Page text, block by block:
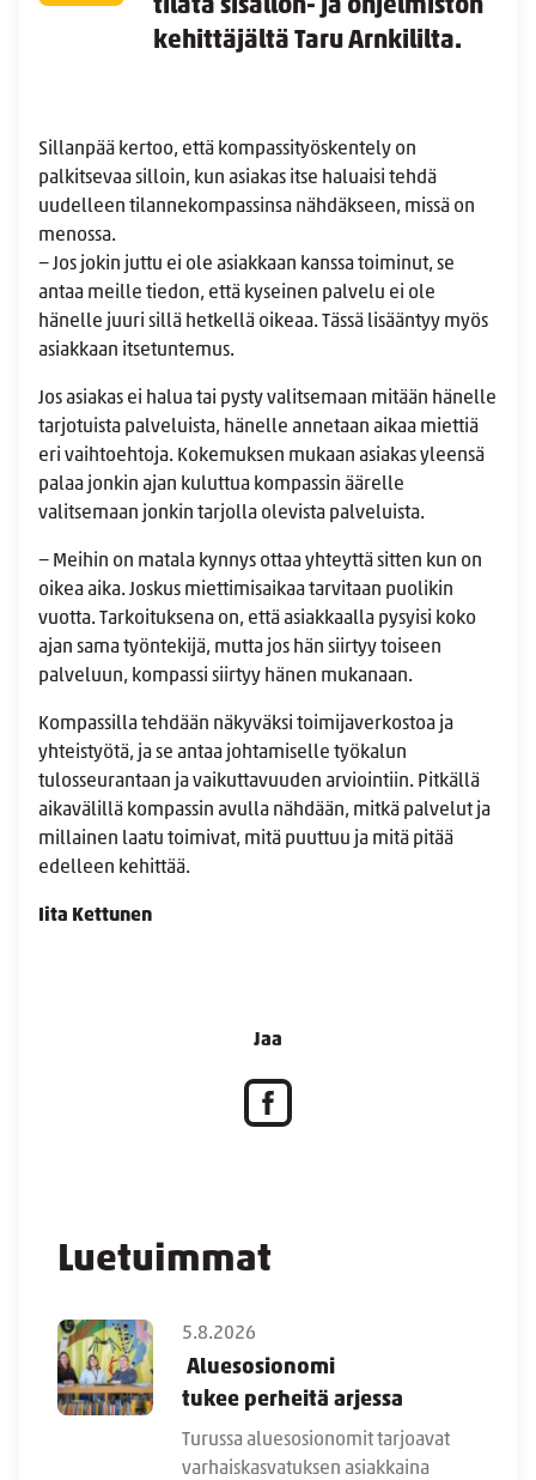
Luetuimmat
5.8.2026
Aluesosionomi
tukee perheitä arjessa
Turussa aluesosionomit tarjoavat
varhaiskasvatuksen asiakkaina
tilata sisällön- ja ohjelmiston
kehittäjältä Taru Arnkililta.
Sillanpää kertoo, että kompassityöskentely on
palkitsevaa silloin, kun asiakas itse haluaisi tehdä
uudelleen tilannekompassinsa nähdäkseen, missä on
menossa.
− Jos jokin juttu ei ole asiakkaan kanssa toiminut, se
antaa meille tiedon, että kyseinen palvelu ei ole
hänelle juuri sillä hetkellä oikeaa. Tässä lisääntyy myös
asiakkaan itsetuntemus.
Jos asiakas ei halua tai pysty valitsemaan mitään hänelle
tarjotuista palveluista, hänelle annetaan aikaa miettiä
eri vaihtoehtoja. Kokemuksen mukaan asiakas yleensä
palaa jonkin ajan kuluttua kompassin äärelle
valitsemaan jonkin tarjolla olevista palveluista.
− Meihin on matala kynnys ottaa yhteyttä sitten kun on
oikea aika. Joskus miettimisaikaa tarvitaan puolikin
vuotta. Tarkoituksena on, että asiakkaalla pysyisi koko
ajan sama työntekijä, mutta jos hän siirtyy toiseen
palveluun, kompassi siirtyy hänen mukanaan.
Kompassilla tehdään näkyväksi toimijaverkostoa ja
yhteistyötä, ja se antaa johtamiselle työkalun
tulosseurantaan ja vaikuttavuuden arviointiin. Pitkällä
aikavälillä kompassin avulla nähdään, mitkä palvelut ja
millainen laatu toimivat, mitä puuttuu ja mitä pitää
edelleen kehittää.
Iita Kettunen
Jaa